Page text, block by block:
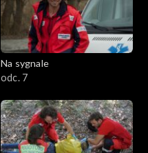
Na sygnale
odc. 7